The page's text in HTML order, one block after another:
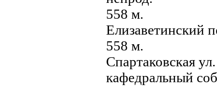
558 м.
Елизаветинский
558 м.
Спартаковская
кафедральный